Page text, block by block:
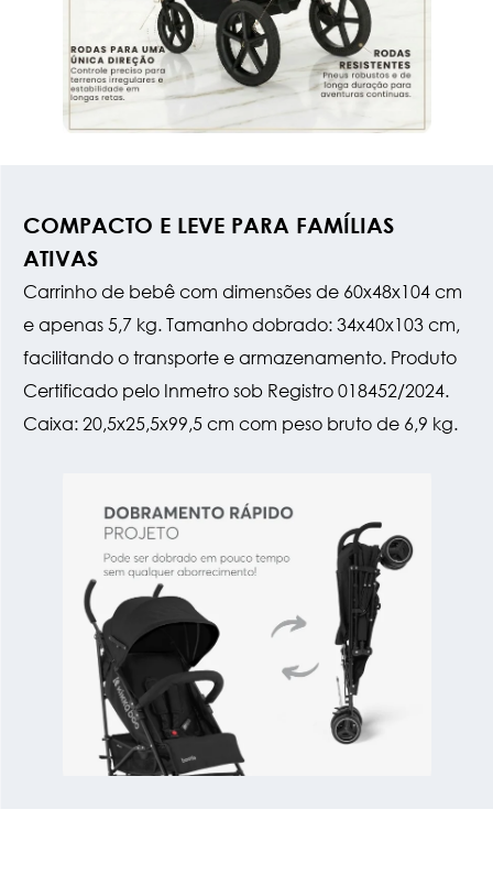
COMPACTO E LEVE PARA FAMÍLIAS
ATIVAS
Carrinho de bebê com dimensões de 60x48x104 cm
e apenas 5,7 kg. Tamanho dobrado: 34x40x103 cm,
facilitando o transporte e armazenamento. Produto
Certificado pelo Inmetro sob Registro 018452/2024.
Caixa: 20,5x25,5x99,5 cm com peso bruto de 6,9 kg.